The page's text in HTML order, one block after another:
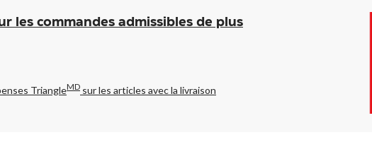
les commandes admissibles de plus
TriangleMD sur les articles avec la livraison